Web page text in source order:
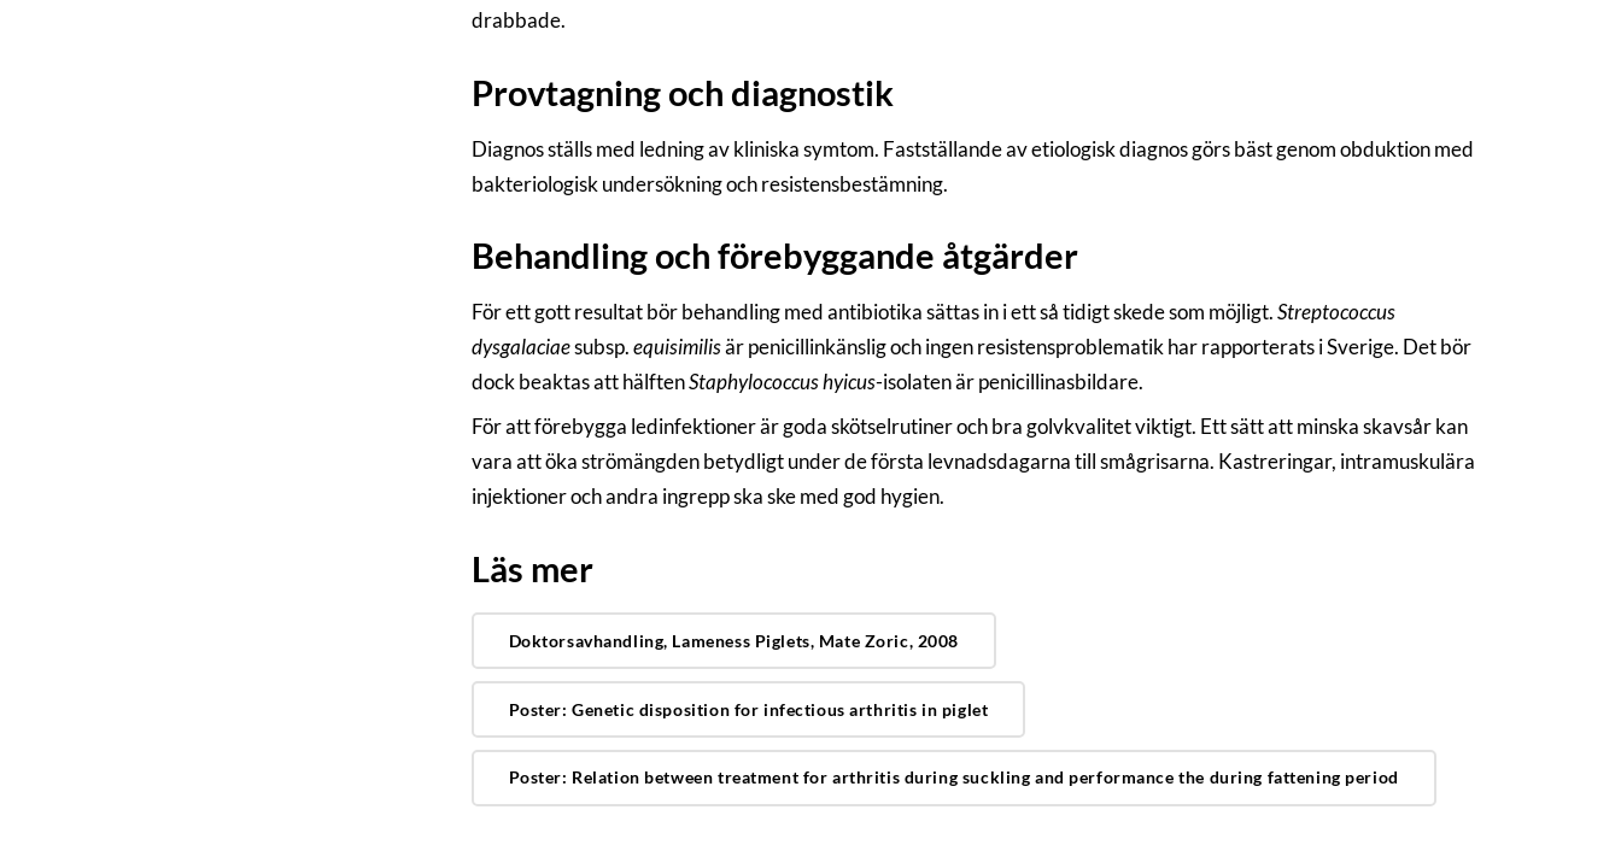
drabbade.
Provtagning och diagnostik
Diagnos ställs med ledning av kliniska symtom. Fastställande av etiologisk diagnos görs bäst genom obduktion med
bakteriologisk undersökning och resistensbestämning.
Behandling och förebyggande åtgärder
För ett gott resultat bör behandling med antibiotika sättas in i ett så tidigt skede som möjligt.Streptococcus
dysgalaciaesubsp.equisimilisär penicillinkänslig och ingen resistensproblematik har rapporterats i Sverige. Det bör
dock beaktas att hälftenStaphylococcus hyicus-isolaten är penicillinasbildare.
För att förebygga ledinfektioner är goda skötselrutiner och bra golvkvalitet viktigt. Ett sätt att minska skavsår kan
vara att öka strömängden betydligt under de första levnadsdagarna till smågrisarna. Kastreringar, intramuskulära
injektioner och andra ingrepp ska ske med god hygien.
Läs mer
Doktorsavhandling, Lameness Piglets, Mate Zoric, 2008
Poster: Genetic disposition for infectious arthritis in piglet
Poster: Relation between treatment for arthritis during suckling and performance the during fattening period